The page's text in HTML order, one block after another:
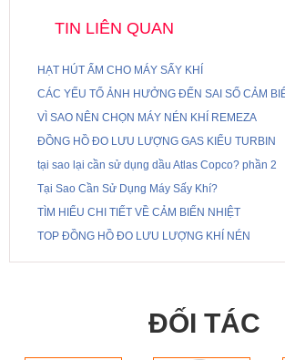
TIN LIÊN QUAN
HẠT HÚT ẨM CHO MÁY SẤY KHÍ
CÁC YẾU TỐ ẢNH HƯỞNG ĐẾN SAI SỐ CẢM
VÌ SAO NÊN CHỌN MÁY NÉN KHÍ REMEZA
ĐỒNG HỒ ĐO LƯU LƯỢNG GAS KIỂU TURBIN
tại sao lại cần sử dụng dầu Atlas Copco? phần 2
Tại Sao Cần Sử Dụng Máy Sấy Khí?
TÌM HIỂU CHI TIẾT VỀ CẢM BIẾN NHIỆT
TOP ĐỒNG HỒ ĐO LƯU LƯỢNG KHÍ NÉN
ĐỐI TÁC